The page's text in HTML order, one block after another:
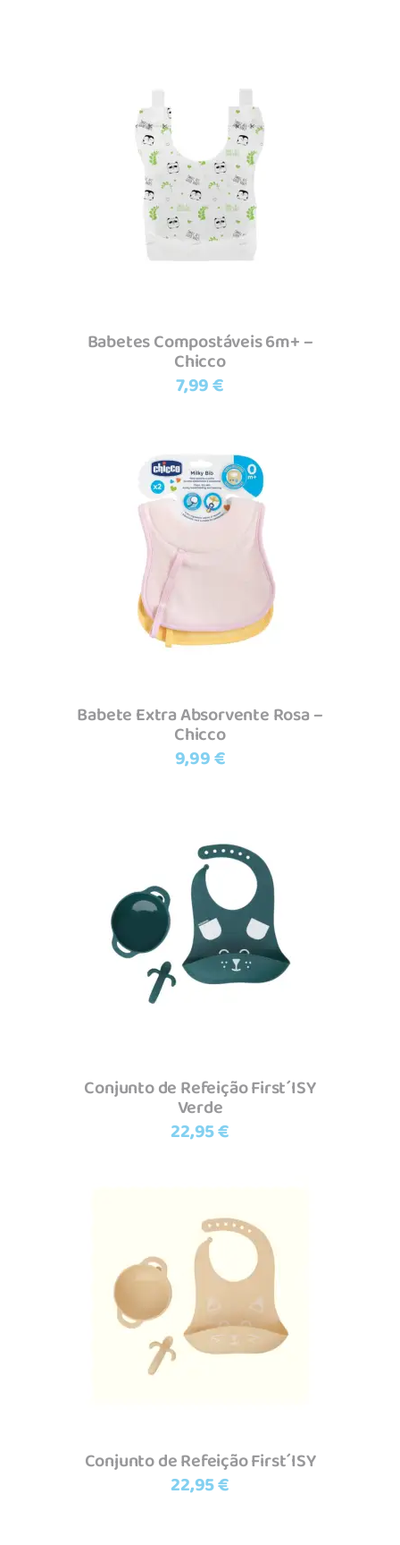
Adicionar
Babetes Compostáveis 6m+ –
Chicco
7,99€
Adicionar
Babete Extra Absorvente Rosa –
Chicco
9,99€
Adicionar
Conjunto de Refeição First´ISY
Verde
22,95€
Adicionar
Conjunto de Refeição First´ISY
22,95€